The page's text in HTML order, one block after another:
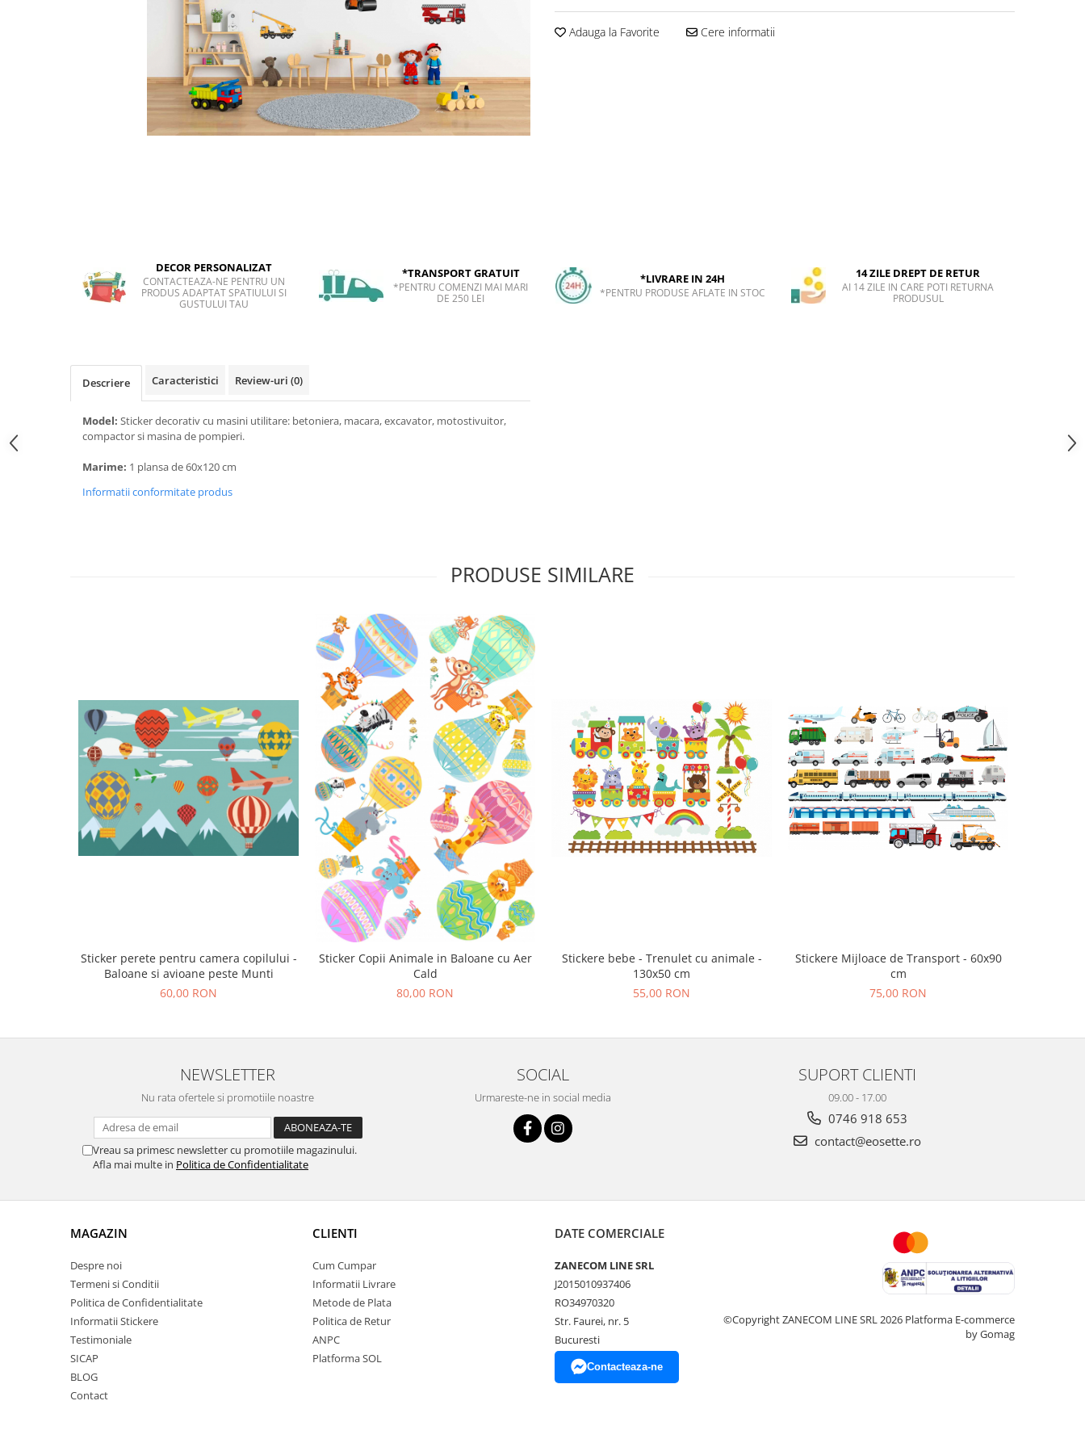
Stickere Perete Pentru Camera De
Adauga la Favorite Cere informatii
DECOR PERSONALIZAT
CONTACTEAZA-NE PENTRU UN
PRODUS ADAPTAT SPATIULUI SI
GUSTULUI TAU
*TRANSPORT GRATUIT
*PENTRU COMENZI MAI MARI
DE 250 LEI
*LIVRARE IN 24H
*PENTRU PRODUSE AFLATE IN STOC
14 ZILE DREPT DE RETUR
AI 14 ZILE IN CARE POTI RETURNA
PRODUSUL
Descriere Caracteristici Review-uri (0)
Model: Sticker decorativ cu masini utilitare: betoniera, macara, excavator, motostivuitor,
compactor si masina de pompieri.
Marime: 1 plansa de 60x120 cm
Informatii conformitate produs
PRODUSE SIMILARE
Sticker perete pentru camera copilului -
Baloane si avioane peste Munti
60,00 RON
Sticker Copii Animale in Baloane cu Aer
Cald
80,00 RON
Stickere bebe - Trenulet cu animale -
130x50 cm
55,00 RON
Stickere Mijloace de Transport - 60x90
cm
75,00 RON
NEWSLETTER
Nu rata ofertele si promotiile noastre
Vreau sa primesc newsletter cu promotiile magazinului.
Afla mai multe in Politica de Confidentialitate
SOCIAL
Urmareste-ne in social media
SUPORT CLIENTI
09.00 - 17.00
0746 918 653
contact@eosette.ro
MAGAZIN
Despre noi
Termeni si Conditii
Politica de Confidentialitate
Informatii Stickere
Testimoniale
SICAP
BLOG
Contact
CLIENTI
Cum Cumpar
Informatii Livrare
Metode de Plata
Politica de Retur
ANPC
Platforma SOL
DATE COMERCIALE
ZANECOM LINE SRL
J2015010937406
RO34970320
Str. Faurei, nr. 5
Bucuresti
Contacteaza-ne
©Copyright ZANECOM LINE SRL 2026 Platforma E-commerce
by Gomag